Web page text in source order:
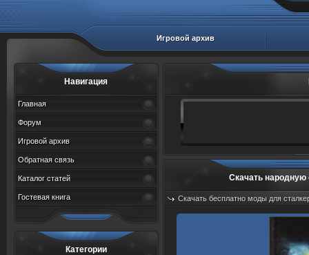
Игровой архив
Навигация
Главная
Форум
Игровой архив
Обратная связь
Каталог статей
Гостевая книга
Категории
Скачать народную
Скачать бесплатно моды для
Добавил:sah767 Дата: 08.08.2026